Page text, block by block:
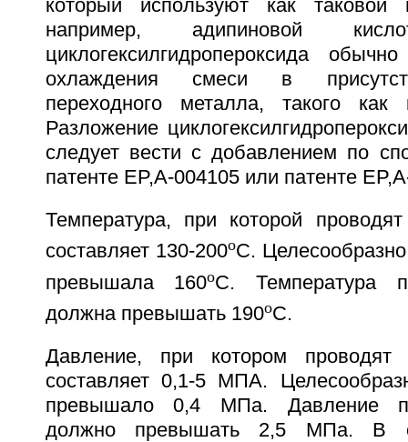
который используют как таковой
например, адипиновой
циклогексилгидропероксида
охлаждения смеси в
переходного металла, такого
Разложение
следует вести с добавлением по
патенте EP,A-004105 или патенте
Температура, при которой
составляет 130-200oC.
превышала 160oC. Температура
должна превышать 190oC.
Давление, при котором проводят
составляет 0,1-5 МПА.
превышало 0,4 МПа. Давление
должно превышать 2,5 МПа. В